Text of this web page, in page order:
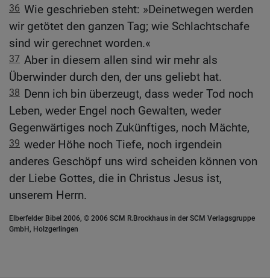
36 Wie geschrieben steht: »Deinetwegen werden
wir getötet den ganzen Tag; wie Schlachtschafe
sind wir gerechnet worden.«
37 Aber in diesem allen sind wir mehr als
Überwinder durch den, der uns geliebt hat.
38 Denn ich bin überzeugt, dass weder Tod noch
Leben, weder Engel noch Gewalten, weder
Gegenwärtiges noch Zukünftiges, noch Mächte,
39 weder Höhe noch Tiefe, noch irgendein
anderes Geschöpf uns wird scheiden können von
der Liebe Gottes, die in Christus Jesus ist,
unserem Herrn.
Elberfelder Bibel 2006, © 2006 SCM R.Brockhaus in der SCM Verlagsgruppe
GmbH, Holzgerlingen